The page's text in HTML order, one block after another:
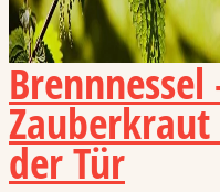
Brennnessel
der Tür